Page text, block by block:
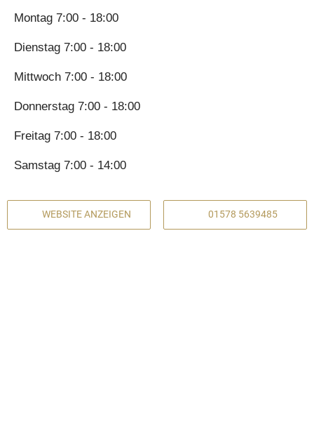
Montag 7:00 - 18:00
Dienstag 7:00 - 18:00
Mittwoch 7:00 - 18:00
Donnerstag 7:00 - 18:00
Freitag 7:00 - 18:00
Samstag 7:00 - 14:00
WEBSITE ANZEIGEN 01578 5639485